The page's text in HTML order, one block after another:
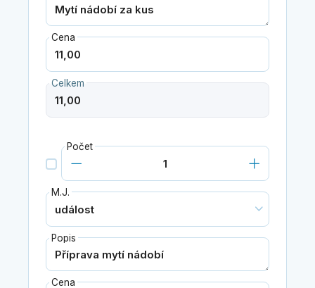
Cena
Celkem
Počet
M.J.
Popis
Cena